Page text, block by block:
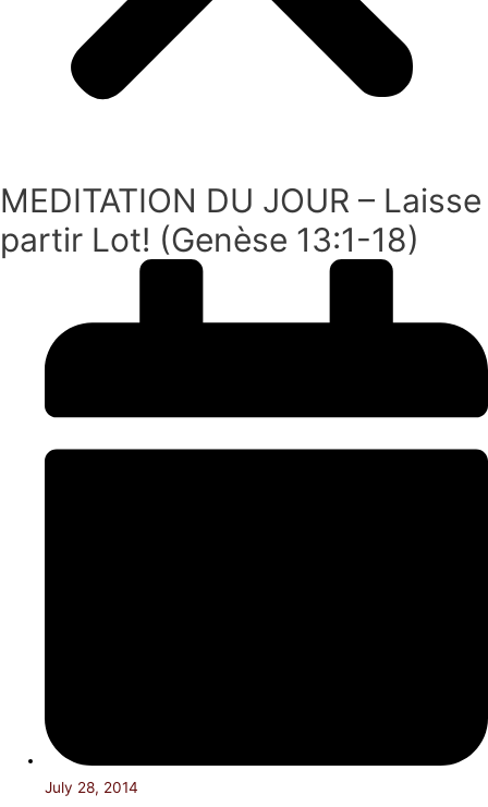
MEDITATION DU JOUR – Laisse
partir Lot! (Genèse 13:1-18)
July 28, 2014